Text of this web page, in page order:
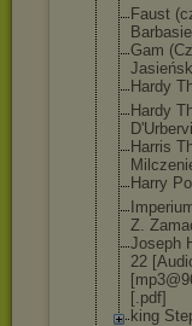
Faust
Gam
Hardy
Hardy
Harris
Harry
Z.
Joseph
22
[.pdf]
king